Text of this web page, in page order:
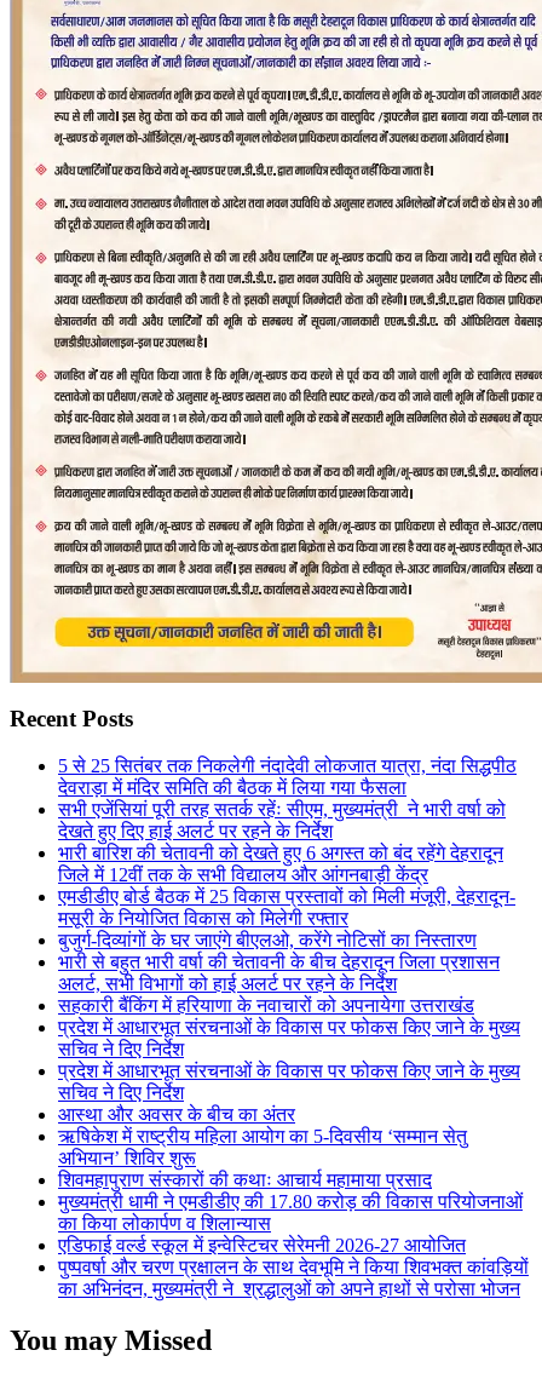
Recent Posts
5 से 25 सितंबर तक निकलेगी नंदादेवी लोकजात यात्रा, नंदा सिद्धपीठ
देवराड़ा में मंदिर समिति की बैठक में लिया गया फैसला
सभी एजेंसियां पूरी तरह सतर्क रहेंः सीएम, मुख्यमंत्री ने भारी वर्षा को
देखते हुए दिए हाई अलर्ट पर रहने के निर्देश
भारी बारिश की चेतावनी को देखते हुए 6 अगस्त को बंद रहेंगे देहरादून
जिले में 12वीं तक के सभी विद्यालय और आंगनबाड़ी केंद्र
एमडीडीए बोर्ड बैठक में 25 विकास प्रस्तावों को मिली मंजूरी, देहरादून-
मसूरी के नियोजित विकास को मिलेगी रफ्तार
बुजुर्ग-दिव्यांगों के घर जाएंगे बीएलओ, करेंगे नोटिसों का निस्तारण
भारी से बहुत भारी वर्षा की चेतावनी के बीच देहरादून जिला प्रशासन
अलर्ट, सभी विभागों को हाई अलर्ट पर रहने के निर्देश
सहकारी बैंकिंग में हरियाणा के नवाचारों को अपनायेगा उत्तराखंड
प्रदेश में आधारभूत संरचनाओं के विकास पर फोकस किए जाने के मुख्य
सचिव ने दिए निर्देश
प्रदेश में आधारभूत संरचनाओं के विकास पर फोकस किए जाने के मुख्य
सचिव ने दिए निर्देश
आस्था और अवसर के बीच का अंतर
ऋषिकेश में राष्ट्रीय महिला आयोग का 5-दिवसीय ‘सम्मान सेतु
अभियान’ शिविर शुरू
शिवमहापुराण संस्कारों की कथाः आचार्य महामाया प्रसाद
मुख्यमंत्री धामी ने एमडीडीए की 17.80 करोड़ की विकास परियोजनाओं
का किया लोकार्पण व शिलान्यास
एडिफाई वर्ल्ड स्कूल में इन्वेस्टिचर सेरेमनी 2026-27 आयोजित
पुष्पवर्षा और चरण प्रक्षालन के साथ देवभूमि ने किया शिवभक्त कांवड़ियों
का अभिनंदन, मुख्यमंत्री ने श्रद्धालुओं को अपने हाथों से परोसा भोजन
You may Missed